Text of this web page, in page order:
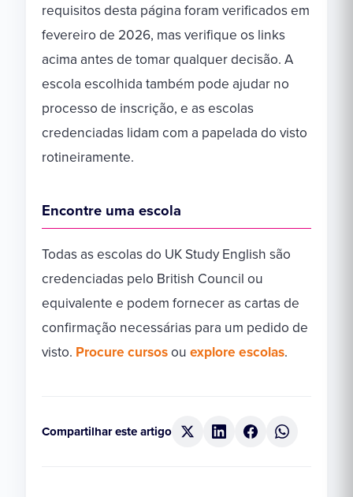
requisitos desta página foram verificados em
fevereiro de 2026, mas verifique os links
acima antes de tomar qualquer decisão. A
escola escolhida também pode ajudar no
processo de inscrição, e as escolas
credenciadas lidam com a papelada do visto
rotineiramente.
Encontre uma escola
Todas as escolas do UK Study English são
credenciadas pelo British Council ou
equivalente e podem fornecer as cartas de
confirmação necessárias para um pedido de
visto. Procure cursosou explore escolas.
Compartilhar este artigo